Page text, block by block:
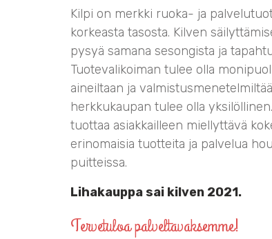
Kilpi on merkki ruoka- ja
korkeasta tasosta. Kilven
pysyä samana sesongista ja
Tuotevalikoiman tulee olla
aineiltaan ja
herkkukaupan tulee olla
tuottaa asiakkailleen miellyttävä
erinomaisia tuotteita ja palvelua
puitteissa.
Lihakauppa sai kilven 2021.
Tervetuloa palveltavaksemme!